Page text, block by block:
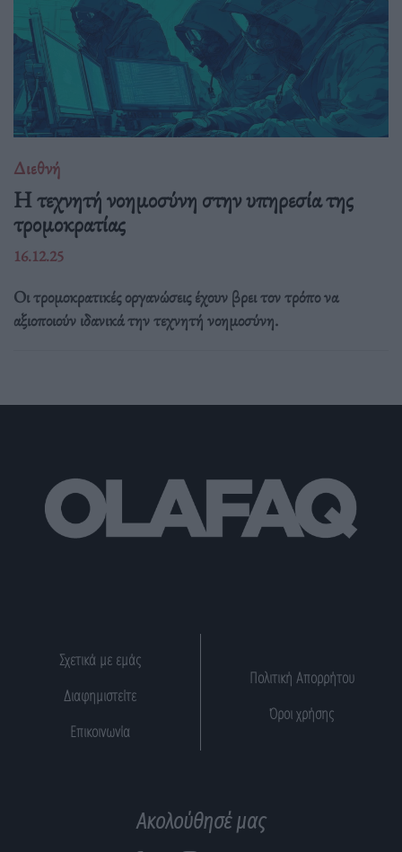
Διεθνή
Η τεχνητή νοημοσύνη στην υπηρεσία της
τρομοκρατίας
16.12.25
Οι τρομοκρατικές οργανώσεις έχουν βρει τον τρόπο να
αξιοποιούν ιδανικά την τεχνητή νοημοσύνη.
Σχετικά με εμάς
Διαφημιστείτε
Επικοινωνία
Πολιτική Απορρήτου
Όροι χρήσης
Ακολούθησέ μας